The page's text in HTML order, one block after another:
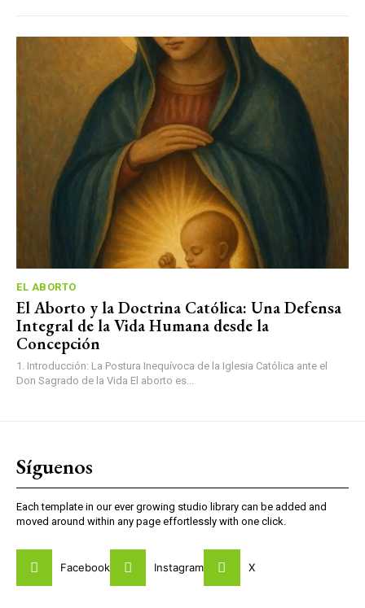
EL ABORTO
El Aborto y la Doctrina Católica: Una Defensa
Integral de la Vida Humana desde la
Concepción
1. Introducción: La Postura Inequívoca de la Iglesia Católica ante el
Don Sagrado de la Vida El aborto es...
Síguenos
Each template in our ever growing studio library can be added and
moved around within any page effortlessly with one click.
Facebook Instagram X